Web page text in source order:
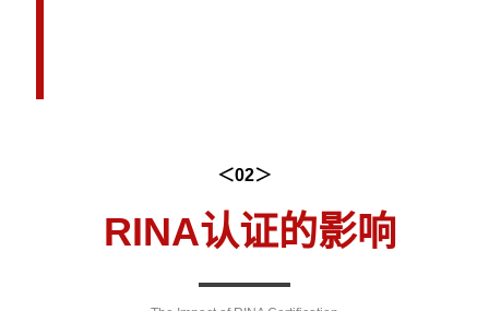
＜02＞
RINA认证的影响